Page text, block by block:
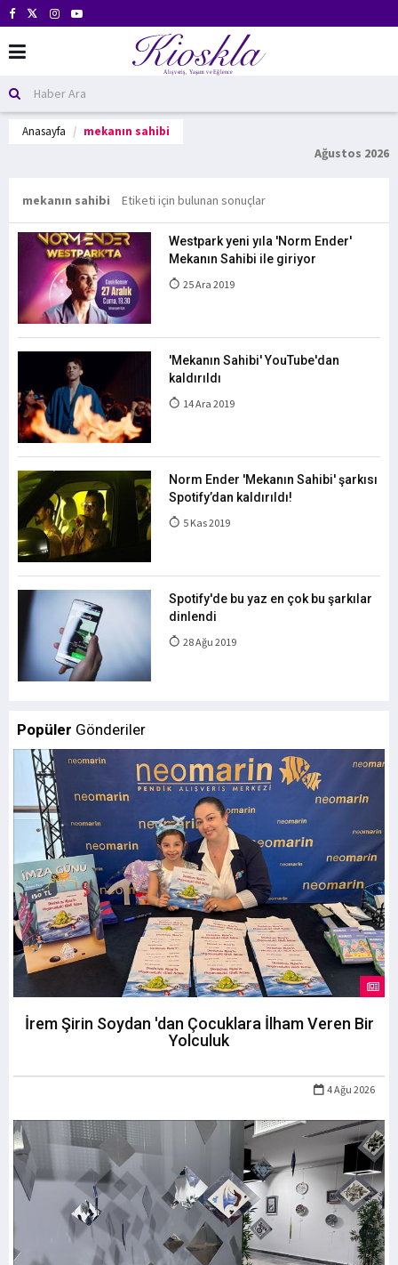
Anasayfa mekanın sahibi
Ağustos 2026
mekanın sahibi Etiketi için bulunan sonuçlar
Westpark yeni yıla 'Norm Ender'
Mekanın Sahibi ile giriyor
25 Ara 2019
'Mekanın Sahibi' YouTube'dan
kaldırıldı
14 Ara 2019
Norm Ender 'Mekanın Sahibi' şarkısı
Spotify’dan kaldırıldı!
5 Kas 2019
Spotify'de bu yaz en çok bu şarkılar
dinlendi
28 Ağu 2019
Popüler Gönderiler
İrem Şirin Soydan 'dan Çocuklara İlham Veren Bir
Yolculuk
4 Ağu 2026